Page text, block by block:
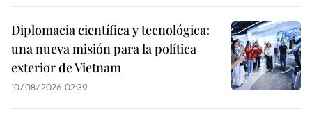
Diplomacia científica y tecnológica:
una nueva misión para la política
exterior de Vietnam
10/08/2026 02:39